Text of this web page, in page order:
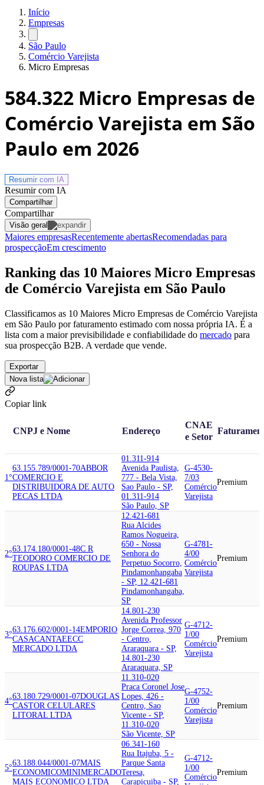
Início
Empresas
São Paulo
Comércio Varejista
Micro Empresas
584.322 Micro Empresas de
Comércio Varejista em São
Paulo em 2026
Resumir com IA
Resumir com IA
Compartilhar
Compartilhar
Visão geral
Maiores empresasRecentemente abertasRecomendadas para
prospecçãoEm crescimento
Ranking das 10 Maiores Micro Empresas
de Comércio Varejista em São Paulo
Classificamos as 10 Maiores Micro Empresas de Comércio Varejista
em São Paulo por faturamento estimado com nossa própria IA. É a
lista com a maior previsibilidade e confiabilidade do mercado para
sua prospecção B2B. A verdade que vende.
Exportar
Nova lista
Copiar link
CNPJ e Nome Endereço
CNAE
e Setor
1°
63.155.789/0001-70ABBOR
COMERCIO E
DISTRIBUIDORA DE AUTO
PECAS LTDA
01.311-914
Avenida Paulista,
777 - Bela Vista,
Sao Paulo - SP,
01.311-914
São Paulo, SP
G-4530-
7/03
Comércio
Varejista
Premium
2°
63.174.180/0001-48C R
TEODORO COMERCIO DE
ROUPAS LTDA
12.421-681
Rua Alcides
Ramos Nogueira,
650 - Nossa
Senhora do
Perpetuo Socorro,
Pindamonhangaba
- SP, 12.421-681
Pindamonhangaba,
SP
G-4781-
4/00
Comércio
Varejista
Premium
3°
63.176.602/0001-14EMPORIO
CASACANTAEECC
MERCADO LTDA
14.801-230
Avenida Professor
Jorge Correa, 970
- Centro,
Araraquara - SP,
14.801-230
Araraquara, SP
G-4712-
1/00
Comércio
Varejista
Premium
4°
63.180.729/0001-07DOUGLAS
CASTOR CELULARES
LITORAL LTDA
11.310-020
Praca Coronel Jose
Lopes, 426 -
Centro, Sao
Vicente - SP,
11.310-020
São Vicente, SP
G-4752-
1/00
Comércio
Varejista
Premium
5°
63.188.044/0001-07MAIS
ECONOMICOMINIMERCADO
MAIS ECONOMICO LTDA
06.341-160
Rua Itajuba, 5 -
Parque Santa
Teresa,
Carapicuiba - SP,
G-4712-
1/00
Comércio
Premium